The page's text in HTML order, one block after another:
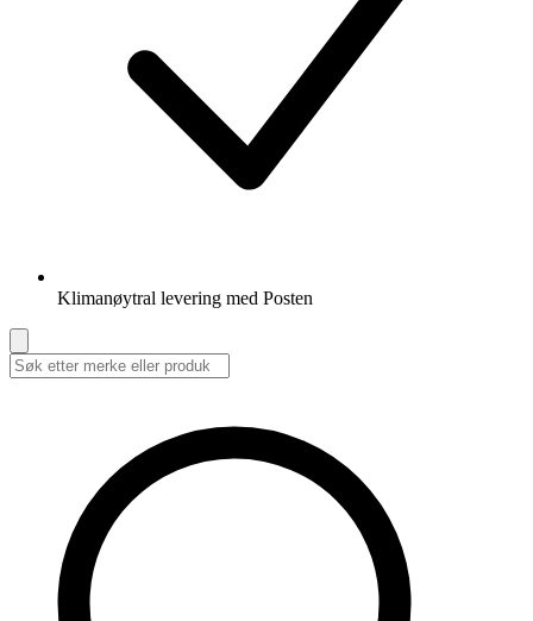
Klimanøytral levering med Posten